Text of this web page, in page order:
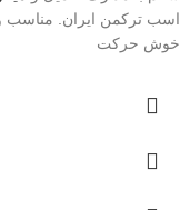
اسب ترکمن ایران. مناسب
خوش حرکت